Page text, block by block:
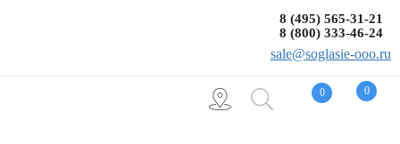
0 0
8 (495) 565-31-21
8 (800) 333-46-24
sale@soglasie-ooo.ru